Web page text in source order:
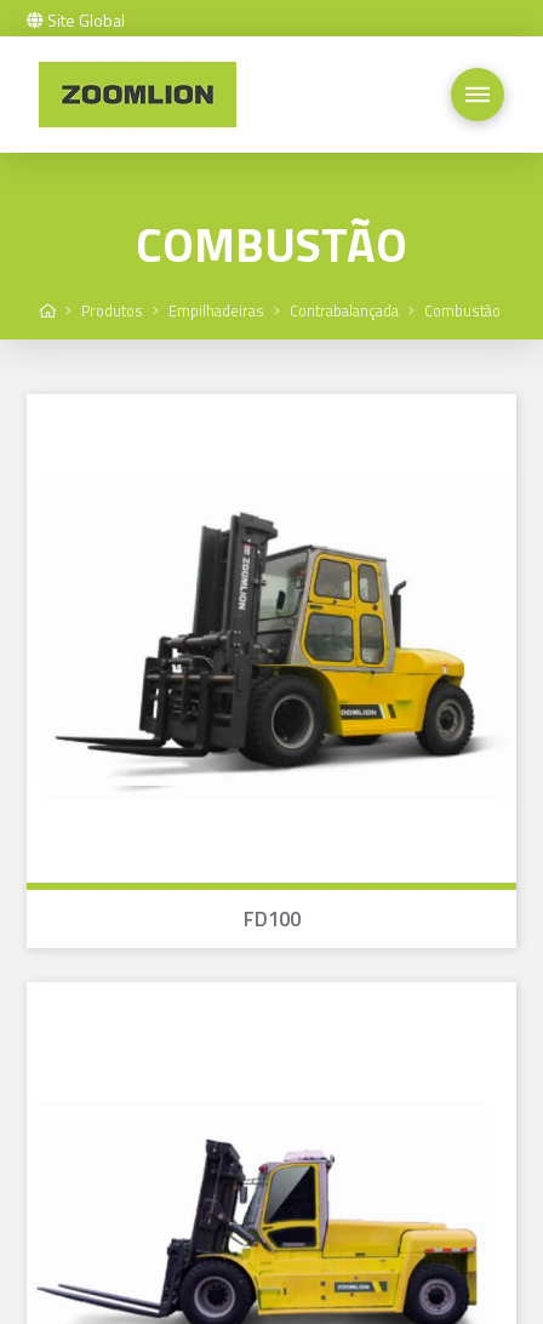
Site Global
COMBUSTÃO
HomeProdutos Empilhadeiras Contrabalançada Combustão
FD100